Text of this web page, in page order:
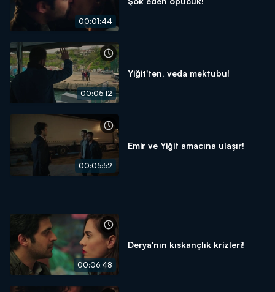
00:01:44
00:05:12
Yiğit'ten, veda mektubu!
00:05:52
Emir ve Yiğit amacına ulaşır!
00:06:48
Derya'nın kıskançlık krizleri!